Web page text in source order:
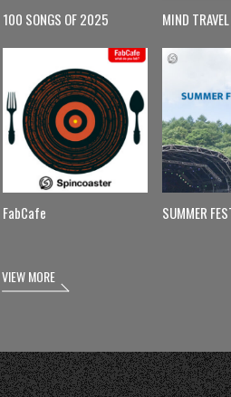
100 SONGS OF 2025
FabCafe
MIND TRAVEL
SUMMER
VIEW MORE